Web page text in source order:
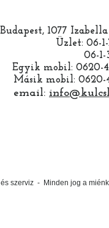
Budapest, 1077
Üzlet: 06-1-
06-1-
Egyik mobil: 0620-
Másik mobil: 0620-
email:
szerviz - Minden jog a